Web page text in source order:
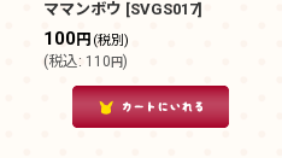
ママンボウ [SVGS017]
100円 (税別)
(税込: 110円)